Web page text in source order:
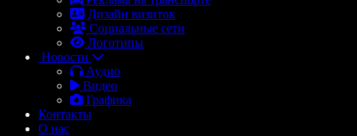
Дизайн визиток
Социальные сети
Логотипы
Новости
Аудио
Видео
Графика
Контакты
О нас